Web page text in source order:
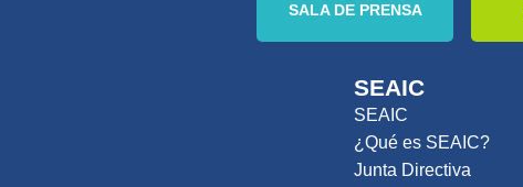
SEAIC
SEAIC
¿Qué es SEAIC?
Junta Directiva
SALA DE PRENSA